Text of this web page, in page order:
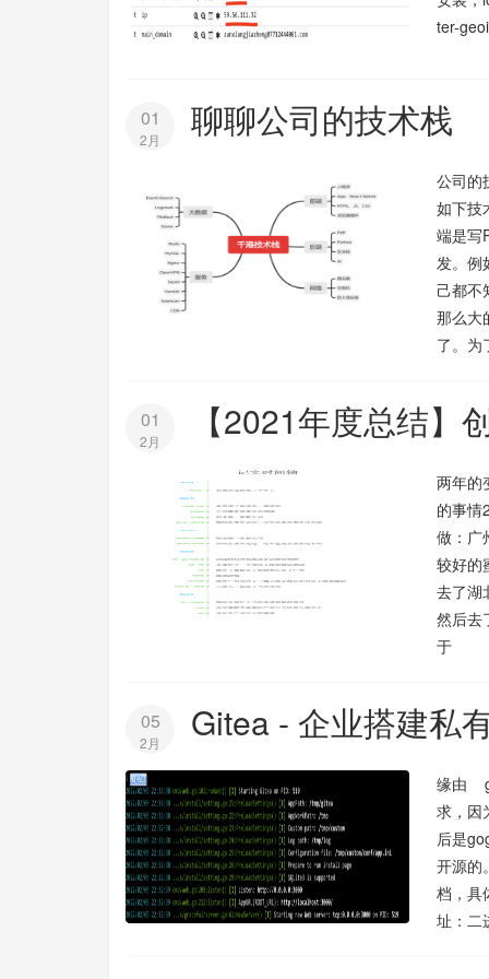
ter-
01
2月 聊聊公司的技术栈
公司的
如下技
端是写
发。例
己都不
那么大
了。为
01
2月 【2021年度总结】
两年的
的事情
做：广
较好的
去了湖
然后去
于
05
2月 Gitea - 企业搭建私
缘由
求，因
后是
开源的
档，具
址：二